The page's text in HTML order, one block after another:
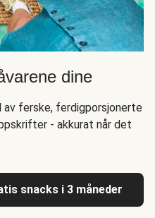
dine
ferske, ferdigporsjonerte
- akkurat når det
snacks i 3 måneder